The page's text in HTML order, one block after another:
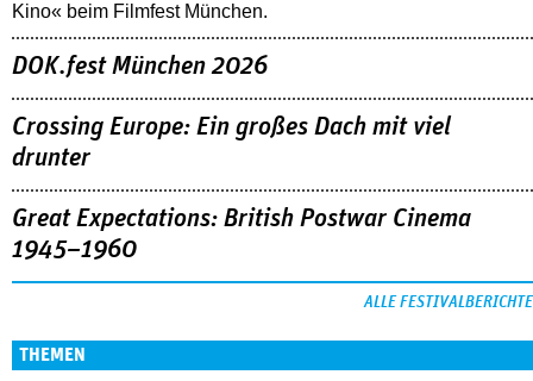
Kino« beim Filmfest München.
DOK.fest München 2026
Crossing Europe: Ein großes Dach mit viel
drunter
Great Expectations: British Postwar Cinema
1945–1960
ALLE FESTIVALBERICHTE
THEMEN